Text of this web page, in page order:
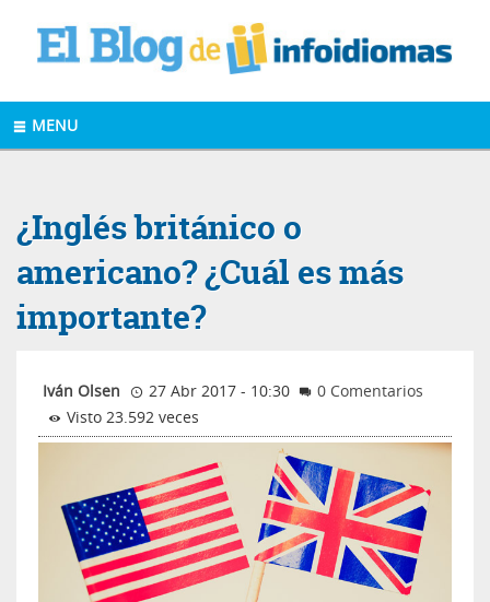
MENU
¿Inglés británico o
americano? ¿Cuál es más
importante?
Iván Olsen 27 Abr 2017 - 10:30
0 Comentarios
Visto 23.592 veces